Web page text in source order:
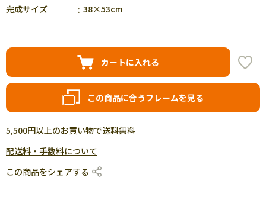
完成サイズ 38×53cm
カートに入れる
この商品に合うフレームを見る
5,500円以上のお買い物で送料無料
配送料・手数料について
この商品をシェアする